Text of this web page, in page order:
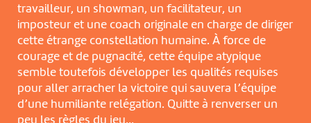
travailleur, un showman, un facilitateur, un
imposteur et une coach originale en charge de diriger
cette étrange constellation humaine. À force de
courage et de pugnacité, cette équipe atypique
semble toutefois développer les qualités requises
pour aller arracher la victoire qui sauvera l’équipe
d’une humiliante relégation. Quitte à renverser un
peu les règles du jeu…